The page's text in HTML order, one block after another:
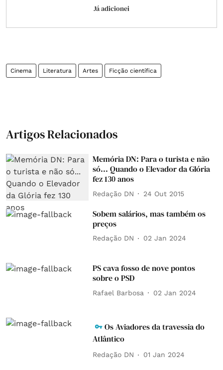
Já adicionei
Cinema Literatura Artes Ficção científica
Artigos Relacionados
Memória DN: Para o turista e não
só... Quando o Elevador da Glória
fez 130 anos
Redação DN 24 Out 2015
Sobem salários, mas também os
preços
Redação DN 02 Jan 2024
PS cava fosso de nove pontos
sobre o PSD
Rafael Barbosa 02 Jan 2024
Os Aviadores da travessia do
Atlântico
Redação DN 01 Jan 2024